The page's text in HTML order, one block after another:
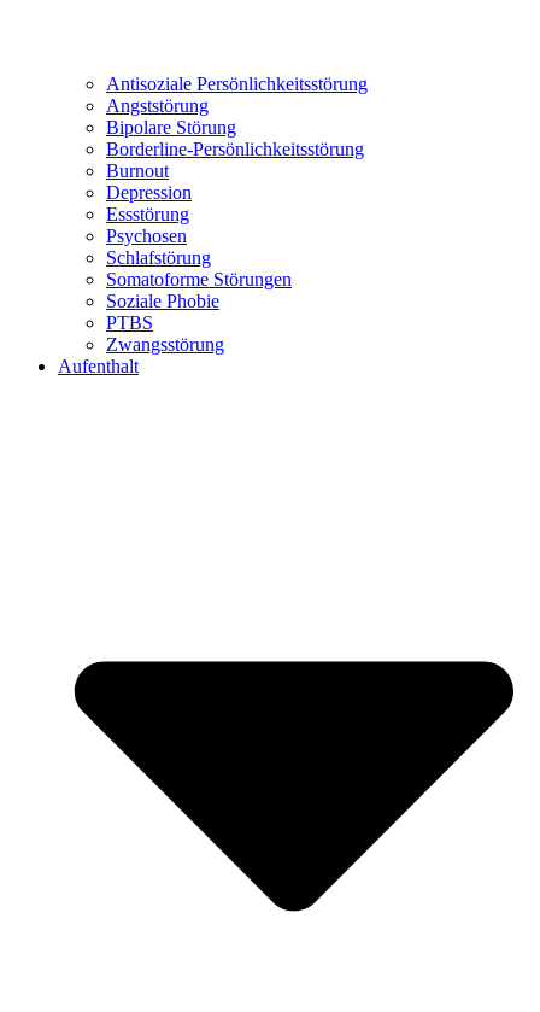
Antisoziale Persönlichkeitsstörung
Angststörung
Bipolare Störung
Borderline-Persönlichkeitsstörung
Burnout
Depression
Essstörung
Psychosen
Schlafstörung
Somatoforme Störungen
Soziale Phobie
PTBS
Zwangsstörung
Aufenthalt